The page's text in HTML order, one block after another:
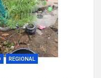
REGIONAL